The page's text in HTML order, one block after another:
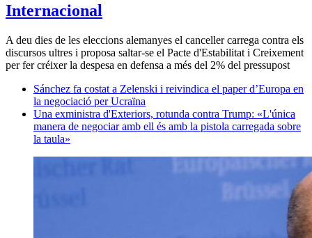
Internacional
A deu dies de les eleccions alemanyes el canceller carrega contra els
discursos ultres i proposa saltar-se el Pacte d'Estabilitat i Creixement
per fer créixer la despesa en defensa a més del 2% del pressupost
Sánchez fa costat a Zelenski i reivindica el paper d’Europa en
la negociació per Ucraïna
Una exministra d'Exteriors, rotunda contra Trump: «L'única
manera de negociar amb ell és amb la pistola carregada sobre
la taula»